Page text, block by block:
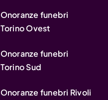
Onoranze funebri
Torino Ovest
Onoranze funebri
Torino Sud
Onoranze funebri Rivoli